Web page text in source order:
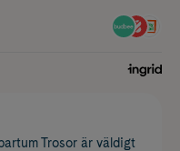
Trosor är väldigt